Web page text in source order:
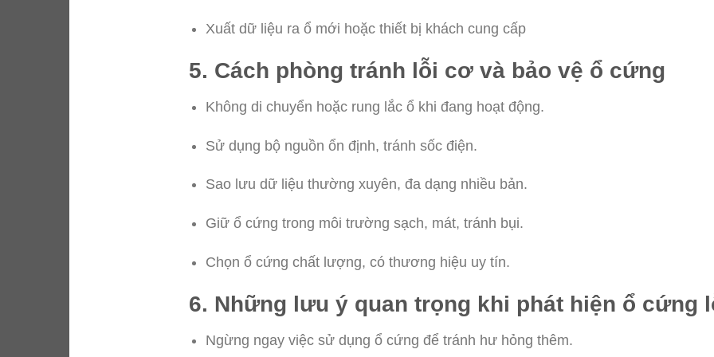
Xuất dữ liệu ra ổ mới hoặc thiết bị khách cung cấp
5. Cách phòng tránh lỗi cơ và bảo vệ ổ cứng
Không di chuyển hoặc rung lắc ổ khi đang hoạt động.
Sử dụng bộ nguồn ổn định, tránh sốc điện.
Sao lưu dữ liệu thường xuyên, đa dạng nhiều bản.
Giữ ổ cứng trong môi trường sạch, mát, tránh bụi.
Chọn ổ cứng chất lượng, có thương hiệu uy tín.
6. Những lưu ý quan trọng khi phát hiện ổ cứng
Ngừng ngay việc sử dụng ổ cứng để tránh hư hỏng thêm.